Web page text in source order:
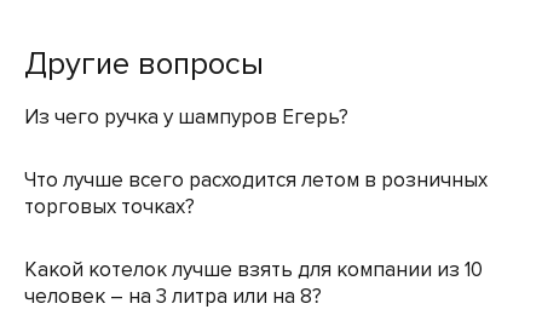
Другие вопросы
Из чего ручка у шампуров Егерь?
Что лучше всего расходится летом в розничных
торговых точках?
Какой котелок лучше взять для компании из 10
человек – на 3 литра или на 8?